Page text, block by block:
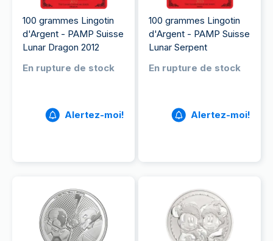
100 grammes Lingotin
d'Argent - PAMP Suisse
Lunar Dragon 2012
En rupture de stock
Alertez-moi!
100 grammes Lingotin
d'Argent - PAMP Suisse
Lunar Serpent
En rupture de stock
Alertez-moi!